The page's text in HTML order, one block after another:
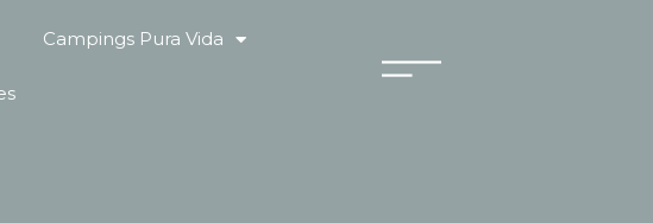
Campings Pura Vida